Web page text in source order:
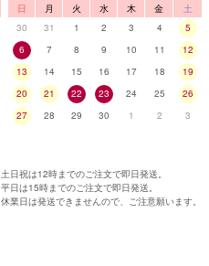
日 月 火 水 木 金
土
30
31 1 2 3 4
5
6
7 8 9 10 11
12
13
14 15 16 17 18
19
20
21 22 23 24 25
26
27
28 29 30 1 2 3
土日祝は12時までのご注文で即日発送。
平日は15時までのご注文で即日発送。
休業日は発送できませんので、ご注意願います。